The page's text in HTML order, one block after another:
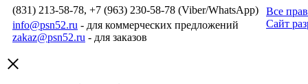
(831) 213-58-78, +7 (963) 230-58-78 (Viber/WhatsApp)
info@psn52.ru - для коммерческих предложений
zakaz@psn52.ru - для заказов
Все
Сайт
×